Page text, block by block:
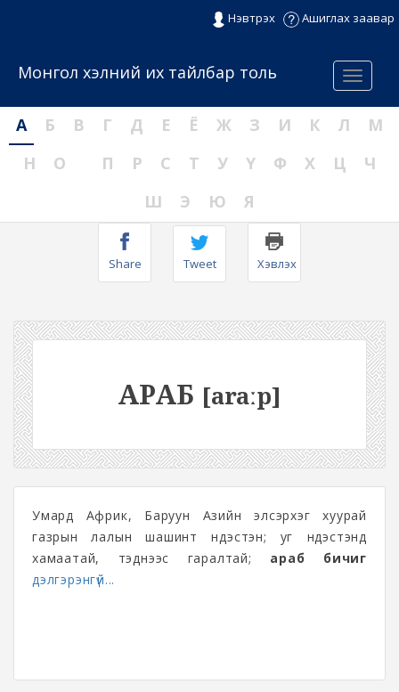
Нэвтрэх Ашиглах заавар
Menu
Монгол хэлний их тайлбар толь
А Б В Г Д Е Ё Ж З И К Л
М
Н
О П Р С Т У Ү Ф Х Ц
Ч
Ш
Э Ю Я
Share Tweet Хэвлэх
АРАБ [araːp]
Умард Африк, Баруун Азийн элсэрхэг хуурай
газрын лалын шашинт үндэстэн; уг үндэстэнд
хамаатай, тэднээс гаралтай; араб бичиг
дэлгэрэнгүй...